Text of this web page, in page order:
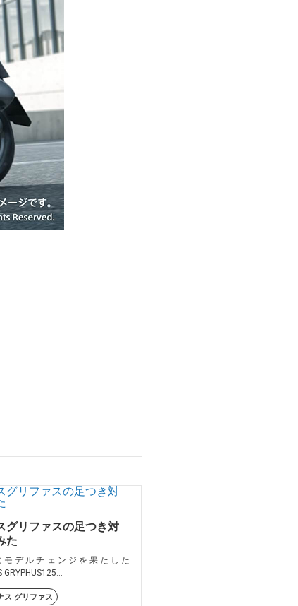
グリファスの足つき対
た
モデルチェンジを果たした
GRYPHUS125...
ス グリファス